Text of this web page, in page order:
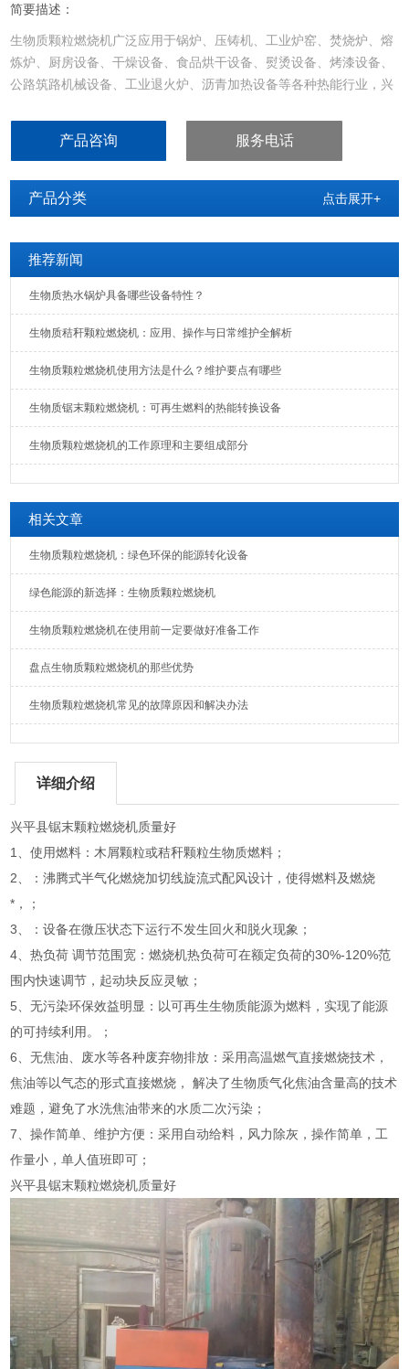
简要描述：
生物质颗粒燃烧机广泛应用于锅炉、压铸机、工业炉窑、焚烧炉、熔
炼炉、厨房设备、干燥设备、食品烘干设备、熨烫设备、烤漆设备、
公路筑路机械设备、工业退火炉、沥青加热设备等各种热能行业，兴
产品咨询 服务电话
产品分类 点击展开+
推荐新闻
生物质热水锅炉具备哪些设备特性？
生物质秸秆颗粒燃烧机：应用、操作与日常维护全解析
生物质颗粒燃烧机使用方法是什么？维护要点有哪些
生物质锯末颗粒燃烧机：可再生燃料的热能转换设备
生物质颗粒燃烧机的工作原理和主要组成部分
相关文章
生物质颗粒燃烧机：绿色环保的能源转化设备
绿色能源的新选择：生物质颗粒燃烧机
生物质颗粒燃烧机在使用前一定要做好准备工作
盘点生物质颗粒燃烧机的那些优势
生物质颗粒燃烧机常见的故障原因和解决办法
详细介绍
兴平县锯末颗粒燃烧机质量好
1、使用燃料：木屑颗粒或秸秆颗粒生物质燃料；
2、：沸腾式半气化燃烧加切线旋流式配风设计，使得燃料及燃烧
*，；
3、：设备在微压状态下运行不发生回火和脱火现象；
4、热负荷 调节范围宽：燃烧机热负荷可在额定负荷的30%-120%范
围内快速调节，起动块反应灵敏；
5、无污染环保效益明显：以可再生生物质能源为燃料，实现了能源
的可持续利用。；
6、无焦油、废水等各种废弃物排放：采用高温燃气直接燃烧技术，
焦油等以气态的形式直接燃烧， 解决了生物质气化焦油含量高的技术
难题，避免了水洗焦油带来的水质二次污染；
7、操作简单、维护方便：采用自动给料，风力除灰，操作简单，工
作量小，单人值班即可；
兴平县锯末颗粒燃烧机质量好